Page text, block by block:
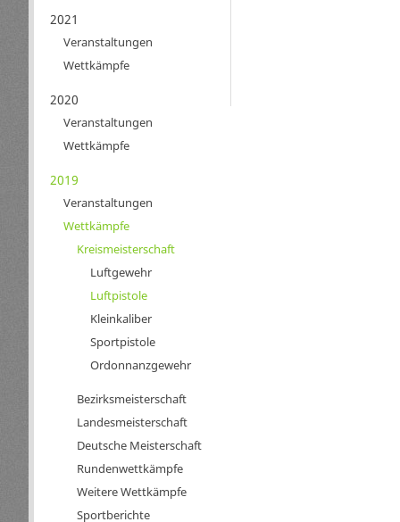
2021
Veranstaltungen
Wettkämpfe
2020
Veranstaltungen
Wettkämpfe
2019
Veranstaltungen
Wettkämpfe
Kreismeisterschaft
Luftgewehr
Luftpistole
Kleinkaliber
Sportpistole
Ordonnanzgewehr
Bezirksmeisterschaft
Landesmeisterschaft
Deutsche Meisterschaft
Rundenwettkämpfe
Weitere Wettkämpfe
Sportberichte